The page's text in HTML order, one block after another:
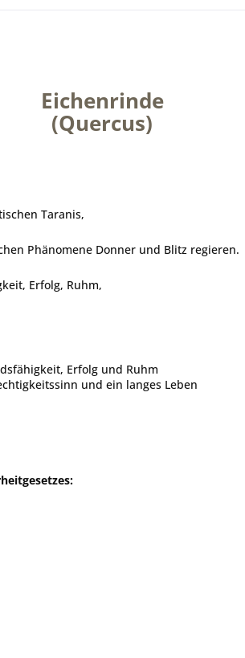
Eichenrinde
(Quercus)
Taranis,
Phänomene Donner und Blitz regieren.
Erfolg, Ruhm,
Erfolg und Ruhm
und ein langes Leben